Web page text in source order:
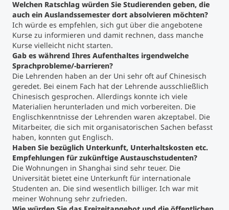
Welchen Ratschlag würden Sie Studierenden geben, die
auch ein Auslandssemester dort absolvieren möchten?
Ich würde es empfehlen, sich gut über die angebotene
Kurse zu informieren und damit rechnen, dass manche
Kurse vielleicht nicht starten.
Gab es während Ihres Aufenthaltes irgendwelche
Sprachprobleme/-barrieren?
Die Lehrenden haben an der Uni sehr oft auf Chinesisch
geredet. Bei einem Fach hat der Lehrende ausschließlich
Chinesisch gesprochen. Allerdings konnte ich viele
Materialien herunterladen und mich vorbereiten. Die
Englischkenntnisse der Lehrenden waren akzeptabel. Die
Mitarbeiter, die sich mit organisatorischen Sachen befasst
haben, konnten gut Englisch.
Haben Sie bezüglich Unterkunft, Unterhaltskosten etc.
Empfehlungen für zukünftige Austauschstudenten?
Die Wohnungen in Shanghai sind sehr teuer. Die
Universität bietet eine Unterkunft für internationale
Studenten an. Die sind wesentlich billiger. Ich war mit
meiner Wohnung sehr zufrieden.